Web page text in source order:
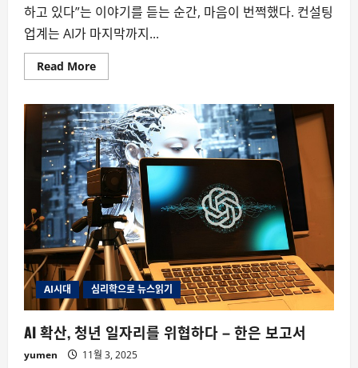
하고 있다”는 이야기를 듣는 순간, 마음이 번쩍했다. 컨설팅
업계는 AI가 마지막까지...
Read MoreRead
more
가
경
영
컨
설
턴
트
지
대
체
한
다
면
무
슨
일
이
벌
어
질
까?
AI시대 심리학으로 뉴스읽기
AI 확산, 청년 일자리를 위협하다 – 한은 보고서
yumen 11월 3, 2025